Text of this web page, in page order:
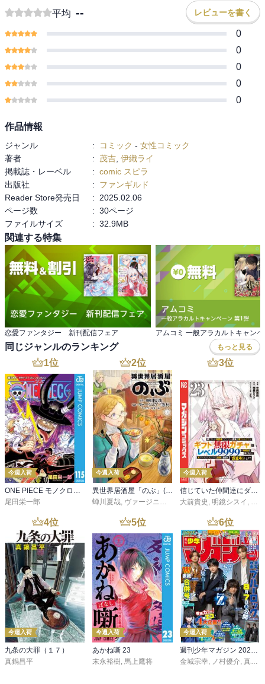
平均 -- レビューを書く
0
0
0
0
0
作品情報
ジャンル : コミック - 女性コミック
著者
: 茂吉 伊織ライ
掲載誌・レーベル
: comic スピラ
出版社
:
ファンギルド
Reader Store発売日
:
2025.02.06
ページ数
: 30ページ
ファイルサイズ
: 32.9MB
関連する特集
恋愛ファンタジー 新刊配信フェア アムコミ 一般アラカルトキャン
同じジャンルのランキング もっと見る
1位
今週入荷
ONE PIECE モノクロ版 115
尾田栄一郎
2位
今週入荷
異世界居酒屋「のぶ」(22)
蝉川夏哉, ヴァージニア二等兵 ,転
3位
今週入荷
信じていた仲間達にダンジョン奥地で殺されかけたがギフト『無限ガチャ』でレベル９９９９の仲間達を手に入れて元パーティーメンバーと世界に復讐＆『ざまぁ！』します！（２３）
大前貴史 , 明鏡シスイ , ｔ
4位
今週入荷
九条の大罪（１７）
真鍋昌平
5位
今週入荷
あかね噺 23
末永裕樹, 馬上鷹将
6位
今週入荷
週刊少年マガジン 2026年36・37号[2026年8月5日発売]
金城宗幸, ノ村優介, 真島ヒロ